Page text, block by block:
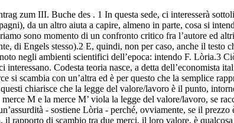
zum III. Buche des . 1 In questa sede, ci interesserà
da un altro aiuta a capire, almeno in parte, cosa si
sono momento di un confronto critico fra l’autore ed
di Engels stesso).2 E, quindi, non per caso, anche il testo
negli ambienti scientifici dell’epoca: intendo F. Lòria.3
Codesta teoria nasce, a detta dell’economista
scambia con un’altra ed è per questo che la semplice
chiarisce che la legge del valore/lavoro è il punto,
M e la merce M’ viola la legge del valore/lavoro, se
- sostiene Lòria - perché, ovviamente, se il
rapporto di scambio tra due merci, il loro valore, è